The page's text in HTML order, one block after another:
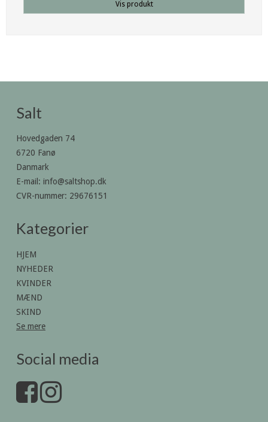
Vis produkt
Salt
Hovedgaden 74
6720 Fanø
Danmark
E-mail : info@saltshop.dk
CVR-nummer: 29676151
Kategorier
HJEM
NYHEDER
KVINDER
MÆND
SKIND
Se mere
Social media